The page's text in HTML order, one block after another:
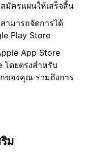
มัครแผนให้เสร็จสิ้น
มารถจัดการได้
Play Store
App Store
ดยตรงสำหรับ
ของคุณ รวมถึงการ
ม